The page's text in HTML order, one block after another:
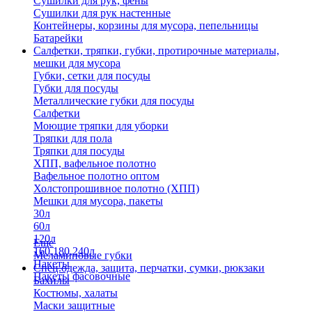
Сушилки для рук настенные
Контейнеры, корзины для мусора, пепельницы
Батарейки
Салфетки, тряпки, губки, протирочные материалы,
мешки для мусора
Губки, сетки для посуды
Губки для посуды
Металлические губки для посуды
Салфетки
Моющие тряпки для уборки
Тряпки для пола
Тряпки для посуды
ХПП, вафельное полотно
Вафельное полотно оптом
Холстопрошивное полотно (ХПП)
Мешки для мусора, пакеты
30л
60л
120л
160,180,240л
Пакеты
Пакеты фасовочные
Еще
Меламиновые губки
Спец.одежда, защита, перчатки, сумки, рюкзаки
Бахилы
Костюмы, халаты
Маски защитные